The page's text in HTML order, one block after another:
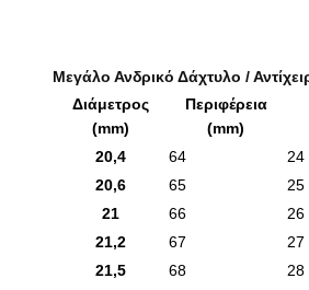
Μεγάλο Ανδρικό Δάχτυλο /
Διάμετρος
(mm)
Περιφέρεια
(mm)
20,4
64
24
20,6
65
25
21
66
26
21,2
67
27
21,5
68
28